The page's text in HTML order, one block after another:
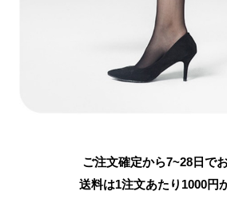
ご注文確定から7~28日で
送料は1注文あたり 1000円